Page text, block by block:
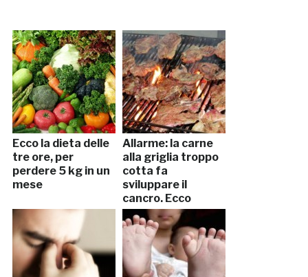
Ecco la dieta delle
tre ore, per
perdere 5 kg in un
mese
Allarme: la carne
alla griglia troppo
cotta fa
sviluppare il
cancro. Ecco
perchè